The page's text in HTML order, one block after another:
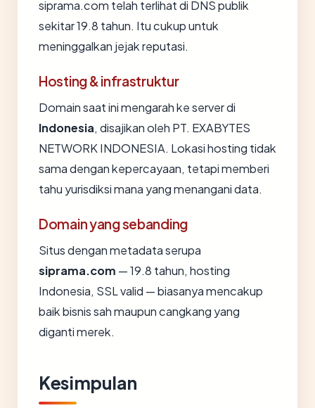
siprama.com telah terlihat di DNS publik
sekitar 19.8 tahun. Itu cukup untuk
meninggalkan jejak reputasi.
Hosting & infrastruktur
Domain saat ini mengarah ke server di
Indonesia, disajikan oleh PT. EXABYTES
NETWORK INDONESIA. Lokasi hosting tidak
sama dengan kepercayaan, tetapi memberi
tahu yurisdiksi mana yang menangani data.
Domain yang sebanding
Situs dengan metadata serupa
siprama.com — 19.8 tahun, hosting
Indonesia, SSL valid — biasanya mencakup
baik bisnis sah maupun cangkang yang
diganti merek.
Kesimpulan